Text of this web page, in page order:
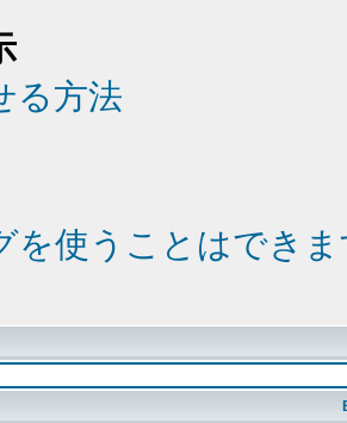
る方法
を使うことはでき